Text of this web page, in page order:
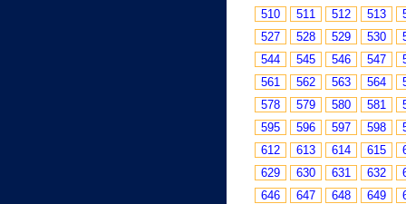
510
511 512 513
527
528 529 530
544
545 546 547
561
562 563 564
578
579 580 581
595
596 597 598
612
613 614 615
629
630 631 632
646
647 648 649